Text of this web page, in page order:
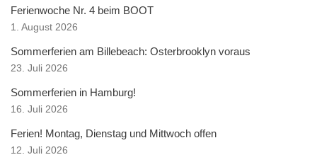
Ferienwoche Nr. 4 beim BOOT
1. August 2026
Sommerferien am Billebeach: Osterbrooklyn voraus
23. Juli 2026
Sommerferien in Hamburg!
16. Juli 2026
Ferien! Montag, Dienstag und Mittwoch offen
12. Juli 2026